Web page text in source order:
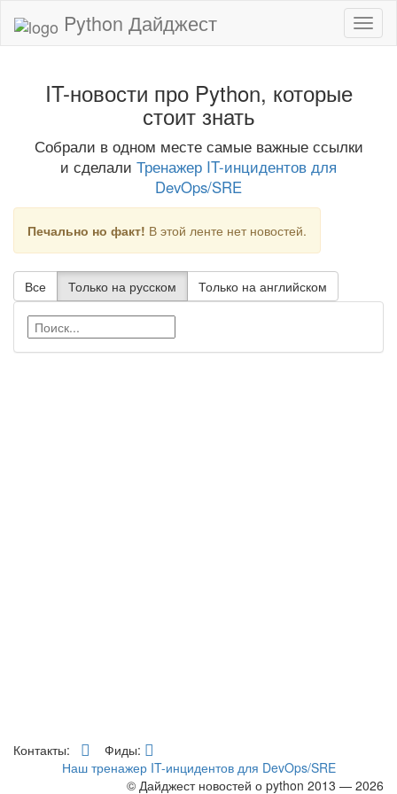
Python Дайджест
IT-новости про Python, которые
стоит знать
Собрали в одном месте самые важные ссылки
и сделали Тренажер IT-инцидентов для
DevOps/SRE
Печально но факт! В этой ленте нет новостей.
Все Только на русском Только на английском
Контакты:
Фиды:
Наш тренажер IT-инцидентов для DevOps/SRE
© Дайджест новостей о python 2013 — 2026